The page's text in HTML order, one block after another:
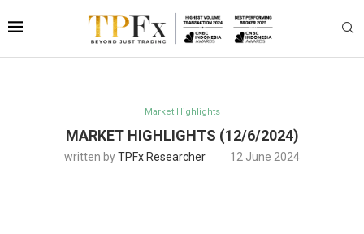
Market Highlights
MARKET HIGHLIGHTS (12/6/2024)
written byTPFx Researcher 12 June 2024